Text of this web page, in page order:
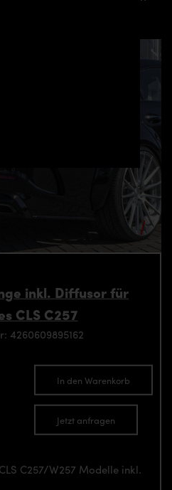
vermitteln.
inkl. Diffusor für
CLS C257
4260609895162
In den Warenkorb
Jetzt anfragen
C257/W257 Modelle inkl.